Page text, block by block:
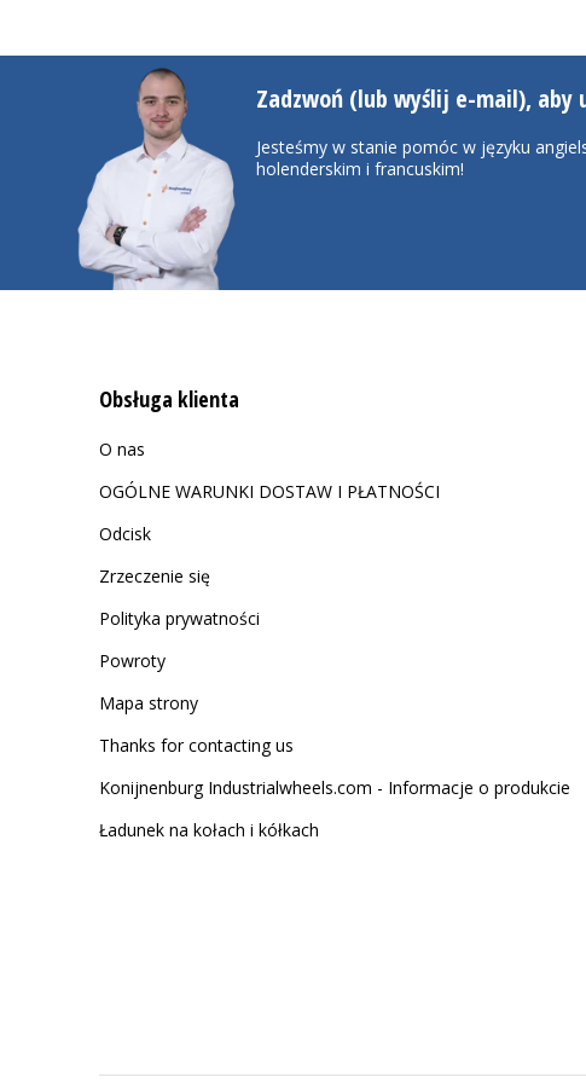
Zadzwoń (lub wyślij e-mail), aby
Jesteśmy w stanie pomóc w języku
holenderskim i francuskim!
Obsługa klienta
O nas
OGÓLNE WARUNKI DOSTAW I PŁATNOŚCI
Odcisk
Zrzeczenie się
Polityka prywatności
Powroty
Mapa strony
Thanks for contacting us
Konijnenburg Industrialwheels.com - Informacje o produkcie
Ładunek na kołach i kółkach